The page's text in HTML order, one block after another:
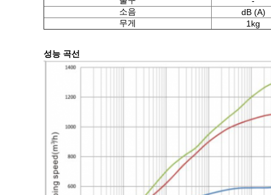
소음
dB (A)
무게
1kg
성능 곡선